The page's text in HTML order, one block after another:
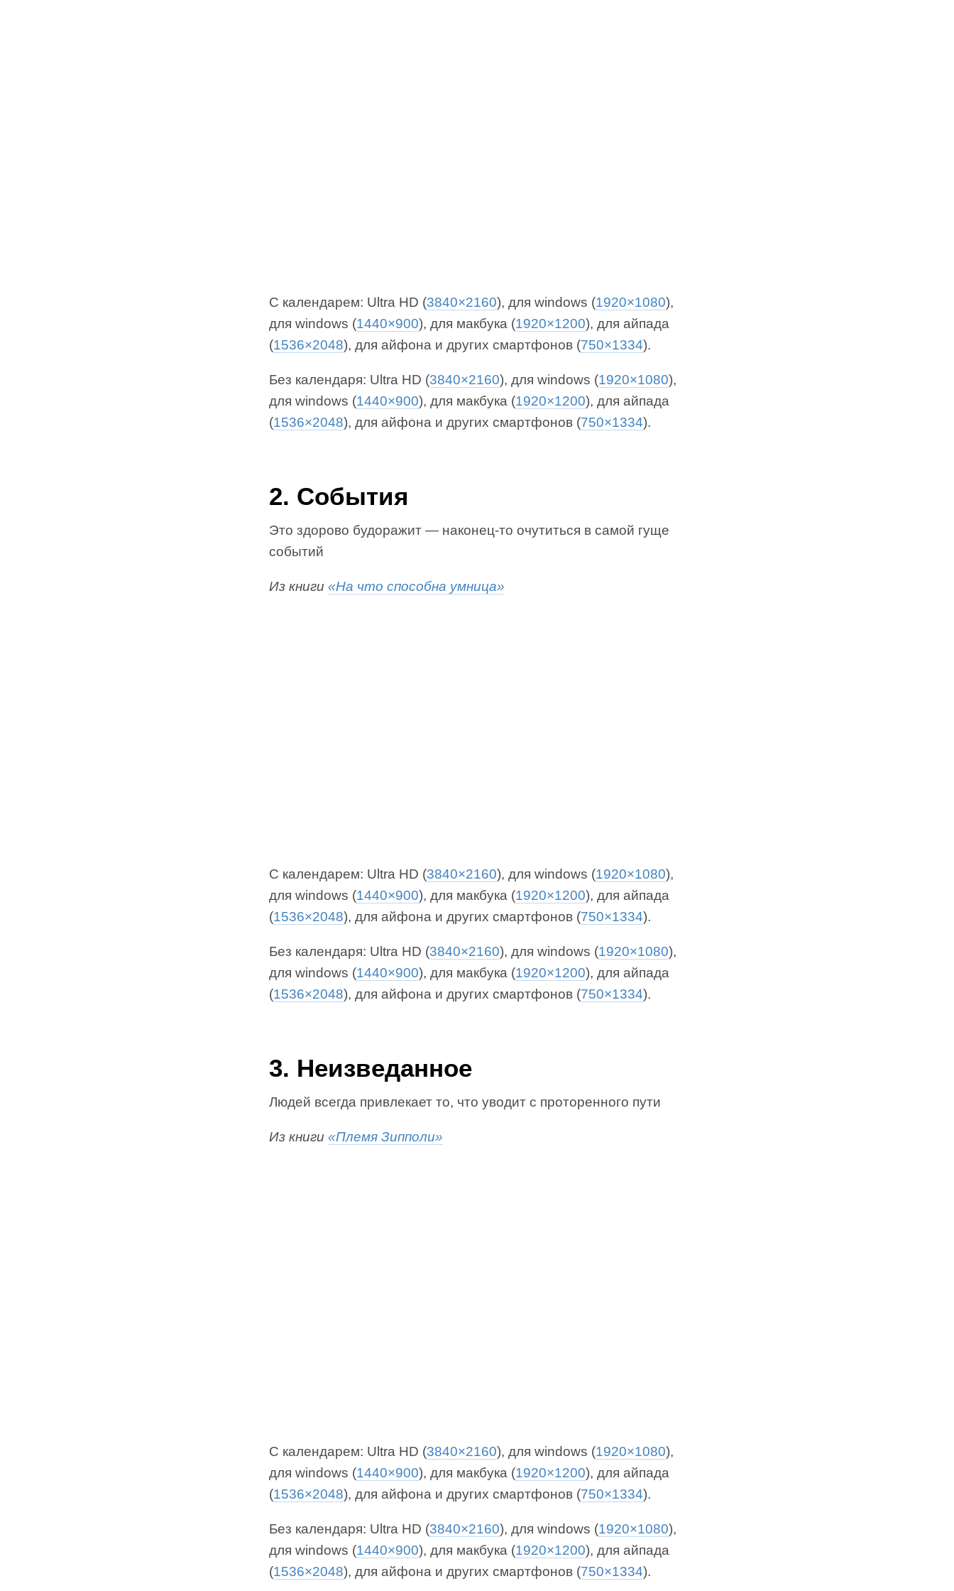
С календарем: Ultra HD (3840×2160), для windows (1920×1080),
для windows (1440×900), для макбука (1920×1200), для айпада
(1536×2048), для айфона и других смартфонов (750×1334).
Без календаря: Ultra HD (3840×2160), для windows (1920×1080),
для windows (1440×900), для макбука (1920×1200), для айпада
(1536×2048), для айфона и других смартфонов (750×1334).
2. События
Это здорово будоражит — наконец-то очутиться в самой гуще
событий
Из книги «На что способна умница»
С календарем: Ultra HD (3840×2160), для windows (1920×1080),
для windows (1440×900), для макбука (1920×1200), для айпада
(1536×2048), для айфона и других смартфонов (750×1334).
Без календаря: Ultra HD (3840×2160), для windows (1920×1080),
для windows (1440×900), для макбука (1920×1200), для айпада
(1536×2048), для айфона и других смартфонов (750×1334).
3. Неизведанное
Людей всегда привлекает то, что уводит с проторенного пути
Из книги «Племя Зипполи»
С календарем: Ultra HD (3840×2160), для windows (1920×1080),
для windows (1440×900), для макбука (1920×1200), для айпада
(1536×2048), для айфона и других смартфонов (750×1334).
Без календаря: Ultra HD (3840×2160), для windows (1920×1080),
для windows (1440×900), для макбука (1920×1200), для айпада
(1536×2048), для айфона и других смартфонов (750×1334).